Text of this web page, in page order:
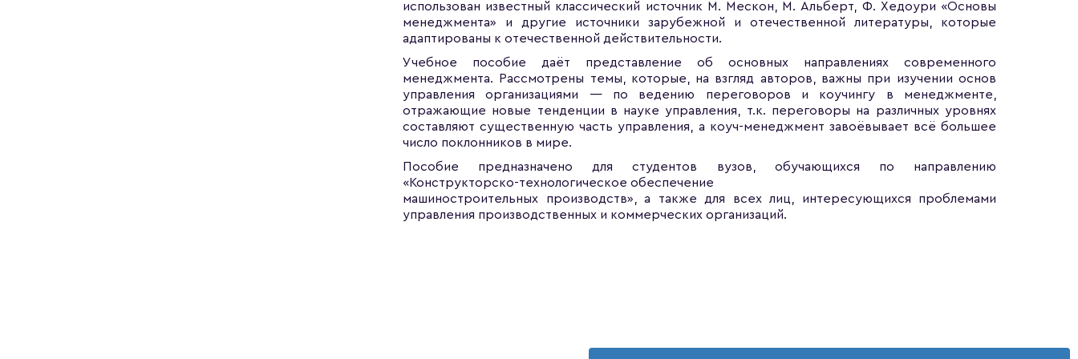
использован известный классический источник М. Мескон, М. Альберт, Ф. Хедоури «Основы
менеджмента» и другие источники зарубежной и отечественной литературы, которые
адаптированы к отечественной действительности.
Учебное пособие даёт представление об основных направлениях современного
менеджмента. Рассмотрены темы, которые, на взгляд авторов, важны при изучении основ
управления организациями — по ведению переговоров и коучингу в менеджменте,
отражающие новые тенденции в науке управления, т.к. переговоры на различных уровнях
составляют существенную часть управления, а коуч-менеджмент завоёвывает всё большее
число поклонников в мире.
Пособие предназначено для студентов вузов, обучающихся по направлению
«Конструкторско-технологическое обеспечение
машиностроительных производств», а также для всех лиц, интересующихся проблемами
управления производственных и коммерческих организаций.